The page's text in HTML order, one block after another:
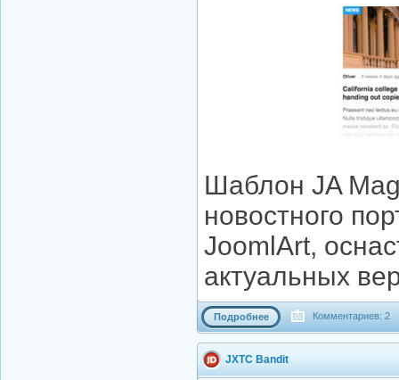
Шаблон JA
новостного
JoomlArt,
актуальных
Подробнее Комментариев: 2
JXTC Bandit